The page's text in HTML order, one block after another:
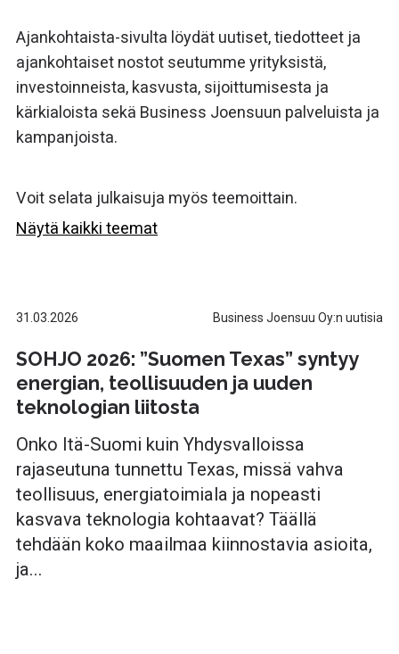
Ajankohtaista-sivulta löydät uutiset, tiedotteet ja
ajankohtaiset nostot seutumme yrityksistä,
investoinneista, kasvusta, sijoittumisesta ja
kärkialoista sekä Business Joensuun palveluista ja
kampanjoista.
Voit selata julkaisuja myös teemoittain.
Näytä kaikki teemat
31.03.2026 Business Joensuu Oy:n uutisia
SOHJO 2026: ”Suomen Texas” syntyy
energian, teollisuuden ja uuden
teknologian liitosta
Onko Itä-Suomi kuin Yhdysvalloissa
rajaseutuna tunnettu Texas, missä vahva
teollisuus, energiatoimiala ja nopeasti
kasvava teknologia kohtaavat? Täällä
tehdään koko maailmaa kiinnostavia asioita,
ja...